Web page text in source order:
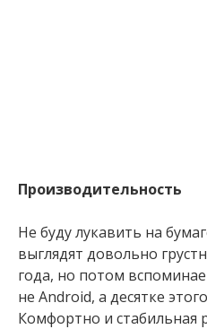
Производительность
Не буду лукавить на
выглядят довольно
года, но потом
не Android, а десятке
Комфортно и стабильная